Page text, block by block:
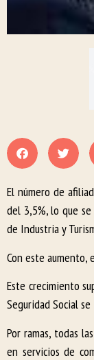
El número de
del 3,5%, lo que
de Industria y
Con este aumento,
Este crecimiento
Seguridad Social
Por ramas, todas
en servicios de